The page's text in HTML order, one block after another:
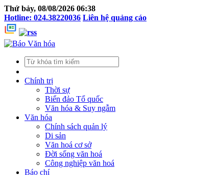
Thứ bảy, 08/08/2026 06:38
Hotline: 024.38220036 Liên hệ quảng cáo
Chính trị
Thời sự
Biển đảo Tổ quốc
Văn hóa & Suy ngẫm
Văn hóa
Chính sách quản lý
Di sản
Văn hoá cơ sở
Đời sống văn hoá
Công nghiệp văn hoá
Báo chí